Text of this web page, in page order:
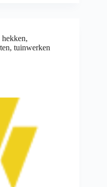
hekken,
, tuinwerken